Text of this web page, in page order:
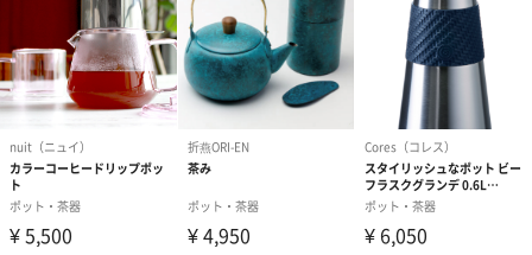
ポットの箱と茶葉は白マット地に金のロゴをあしらった缶がナチ
ュラルボックスに入った、シンプルで高級感のあるパッケージに